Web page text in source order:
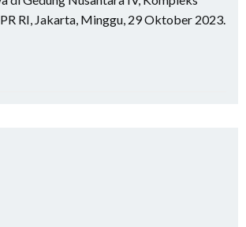
RI, Jakarta, Minggu, 29 Oktober 2023.